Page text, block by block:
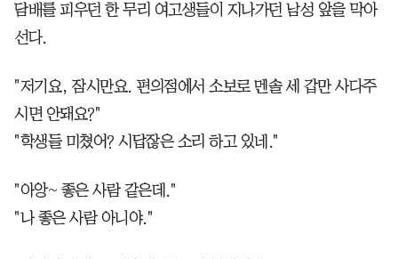
담배를 피우던 한 무리 여고생들이 지나가던 남성 앞을 막아
선다.
"저기요, 잠시만요. 편의점에서 소보로 멘솔 세 갑만 사다주
시면 안돼요?"
"학생들 미쳤어? 시답잖은 소리 하고 있네."
"아앙~ 좋은 사람 같은데."
"나 좋은 사람 아니야."